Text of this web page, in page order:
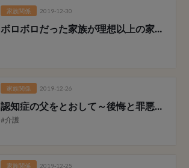
家族関係 2019-12-30
ボロボロだった家族が理想以上の家族に
家族関係 2019-12-26
認知症の父をとおして ～後悔と罪悪感のない最期～
#介護
家族関係 2019-12-25